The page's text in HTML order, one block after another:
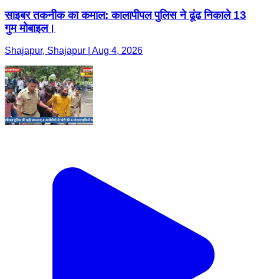
साइबर तकनीक का कमाल: कालापीपल पुलिस ने ढूंढ निकाले 13
गुम मोबाइल।
Shajapur, Shajapur | Aug 4, 2026